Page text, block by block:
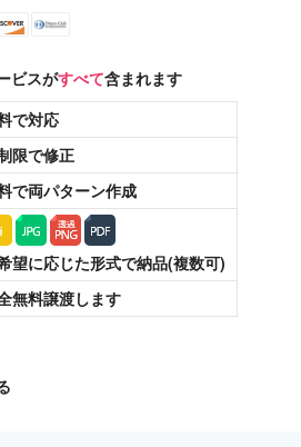
ビスがすべて含まれます
で対応
限で修正
で両パターン作成
望に応じた形式で納品(複数可)
無料譲渡します